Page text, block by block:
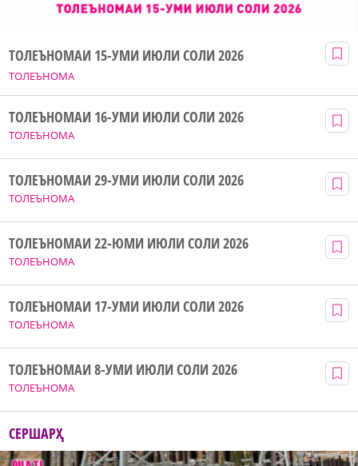
ТОЛЕЪНОМА
ТОЛЕЪНОМАИ 15-УМИ ИЮЛИ СОЛИ 2026
ТОЛЕЪНОМА
ТОЛЕЪНОМАИ 16-УМИ ИЮЛИ СОЛИ 2026
ТОЛЕЪНОМА
ТОЛЕЪНОМАИ 29-УМИ ИЮЛИ СОЛИ 2026
ТОЛЕЪНОМА
ТОЛЕЪНОМАИ 22-ЮМИ ИЮЛИ СОЛИ 2026
ТОЛЕЪНОМА
ТОЛЕЪНОМАИ 17-УМИ ИЮЛИ СОЛИ 2026
ТОЛЕЪНОМА
ТОЛЕЪНОМАИ 8-УМИ ИЮЛИ СОЛИ 2026
СЕРШАРҲ